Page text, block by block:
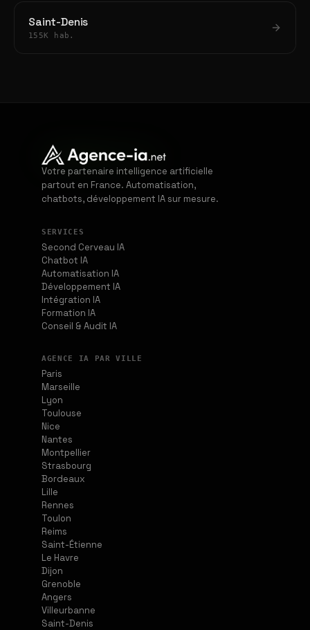
Saint-Denis
155K hab.
Votre partenaire intelligence artificielle
partout en France. Automatisation,
chatbots, développement IA sur mesure.
SERVICES
Second Cerveau IA
Chatbot IA
Automatisation IA
Développement IA
Intégration IA
Formation IA
Conseil & Audit IA
AGENCE IA PAR VILLE
Paris
Marseille
Lyon
Toulouse
Nice
Nantes
Montpellier
Strasbourg
Bordeaux
Lille
Rennes
Toulon
Reims
Saint-Étienne
Le Havre
Dijon
Grenoble
Angers
Villeurbanne
Saint-Denis